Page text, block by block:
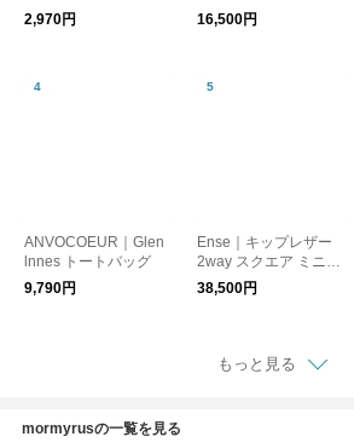
ポーチ/ハンドバッグ
2,970円
16,500円
ANVOCOEUR｜Glen
lnnes トートバッグ
9,790円
Ense｜キップレザー
2way スクエア ミニ
ボストン バッグ pa80
38,500円
もっと見る
mormyrusの一覧を見る